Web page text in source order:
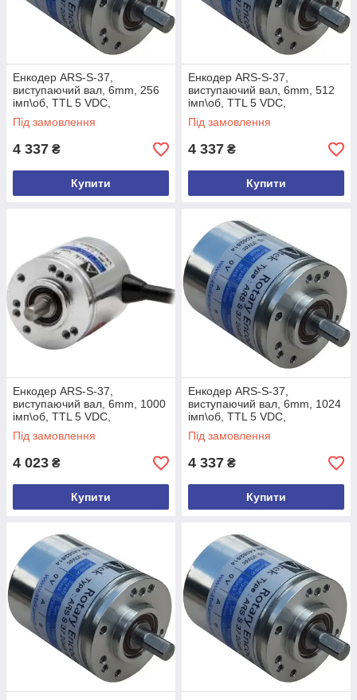
Енкодер ARS-S-37,
виcтупаючий вал, 6mm, 256
імп\об, TTL 5 VDC,
A,/A,B,/B,Z,/Z, кабель 3м,
задній вихід
Під замовлення
4 337 ₴
Купити
Енкодер ARS-S-37,
виcтупаючий вал, 6mm, 512
імп\об, TTL 5 VDC,
A,/A,B,/B,Z,/Z, кабель 3м,
задній
Під замовлення
4 337 ₴
Купити
Енкодер ARS-S-37,
виcтупаючий вал, 6mm, 1000
імп\об, TTL 5 VDC,
A,/A,B,/B,Z,/Z, кабель 3м,
боковий
Під замовлення
4 023 ₴
Купити
Енкодер ARS-S-37,
виcтупаючий вал, 6mm, 1024
імп\об, TTL 5 VDC,
A,/A,B,/B,Z,/Z, кабель 3м,
задній
Під замовлення
4 337 ₴
Купити